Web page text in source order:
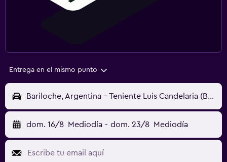
Entrega en el mismo punto
Bariloche, Argentina - Teniente Luis Candelaria (BRC)
dom. 16/8 Mediodía - dom. 23/8 Mediodía